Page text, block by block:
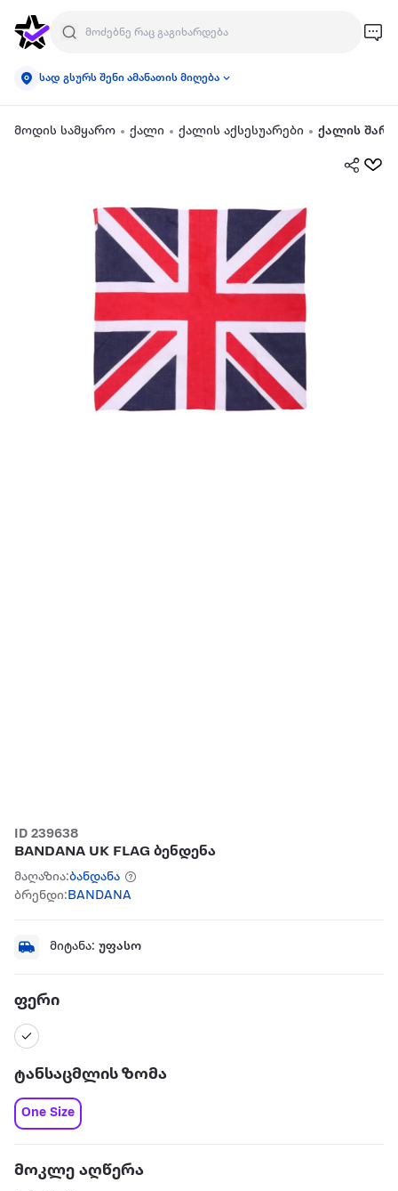
სად გსურს შენი ამანათის მიღება
მოდის სამყარო ქალი ქალის აქსესუარები ქალის
ID 239638
BANDANA UK FLAG ბენდენა
მაღაზია:ბანდანა
ბრენდი: BANDANA
მიტანა: უფასო
ფერი
ტანსაცმლის ზომა
One Size
მოკლე აღწერა